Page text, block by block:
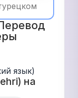
язык)
на